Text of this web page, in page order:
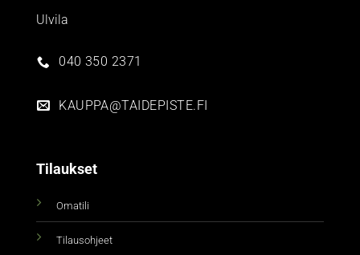
Ulvila
040 350 2371
KAUPPA@TAIDEPISTE.FI
Tilaukset
Omatili
Tilausohjeet